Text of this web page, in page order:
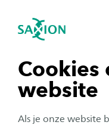
Cookies
website
Als je onze website
Navigatie openen
tonen
tonen
sluiten